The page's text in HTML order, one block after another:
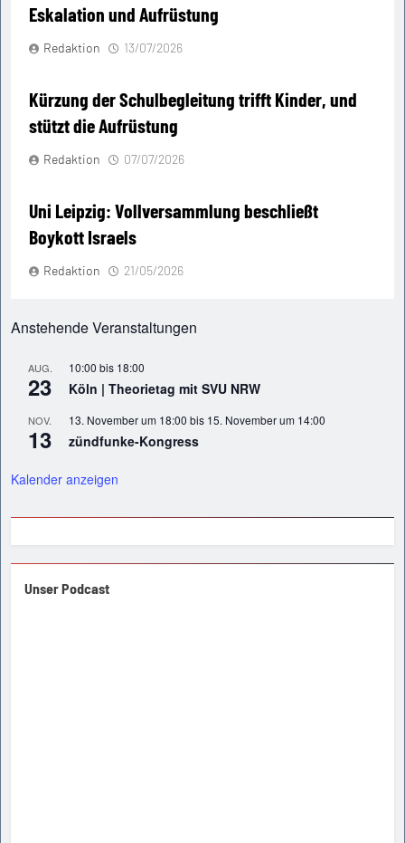
Eskalation und Aufrüstung
Redaktion 13/07/2026
Kürzung der Schulbegleitung trifft Kinder, und
stützt die Aufrüstung
Redaktion 07/07/2026
Uni Leipzig: Vollversammlung beschließt
Boykott Israels
Redaktion 21/05/2026
Anstehende Veranstaltungen
AUG.
23
10:00 bis 18:00
Köln | Theorietag mit SVU NRW
NOV.
13
13. November um 18:00 bis 15. November um 14:00
zündfunke-Kongress
Kalender anzeigen
Unser Podcast